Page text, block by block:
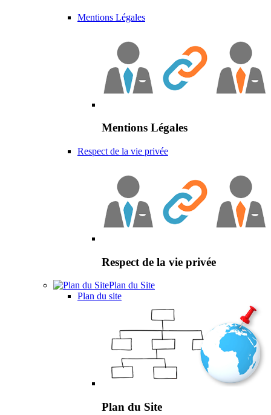
Mentions Légales
Mentions Légales
Respect de la vie privée
Respect de la vie privée
Plan du Site
Plan du site
Plan du Site